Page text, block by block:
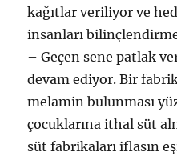
kağıtlar veriliyor ve
insanları
– Geçen sene patlak
devam ediyor. Bir
melamin bulunması
çocuklarına ithal süt
süt fabrikaları iflasın